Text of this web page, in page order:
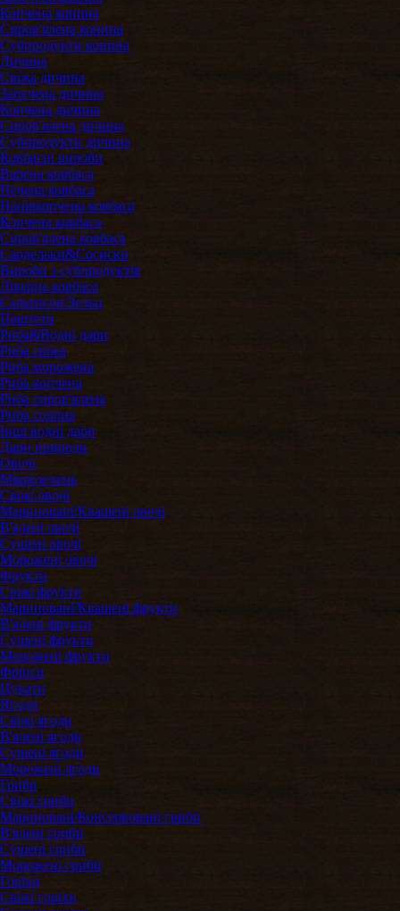
Копчена конина
Сиров'ялена конина
Субпродукти конина
Дичина
Свіжа дичина
Запечена дичина
Копчена дичина
Сиров'ялена дичина
Субпродукти дичина
Ковбасні вироби
Варена ковбаса
Печена ковбаса
Напівкопчена ковбаса
Копчена ковбаса
Сиров'ялена ковбаса
Сардельки&Сосиски
Вироби з субпродуктів
Ліверна ковбаса
Сальтисон/Зельц
Паштети
Риба&Водні дари
Риба свіжа
Риба морожена
Риба копчена
Риба сиров'ялена
Риба солона
Інші водні дари
Дари природи
Овочі
Мікрозелень
Свіжі овочі
Мариновані/Квашені овочі
В'ялені овочі
Сушені овочі
Морожені овочі
Фрукти
Свіжі фрукти
Мариновані/Квашені фрукти
В'ялені фрукти
Сушені фрукти
Морожені фрукти
Фріпси
Цукати
Ягоди
Свіжі ягоди
В'ялені ягоди
Сушені ягоди
Морожені ягоди
Гриби
Свіжі гриби
Мариновані/Консервовані гриби
В'ялені гриби
Сушені гриби
Морожені гриби
Горіхи
Свіжі горіхи